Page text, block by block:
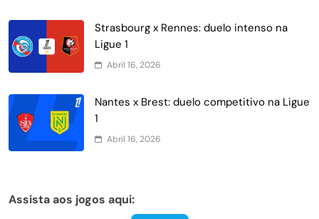
Strasbourg x Rennes: duelo intenso na
Ligue 1
Abril 16, 2026
Nantes x Brest: duelo competitivo na Ligue
1
Abril 16, 2026
Assista aos jogos aqui: